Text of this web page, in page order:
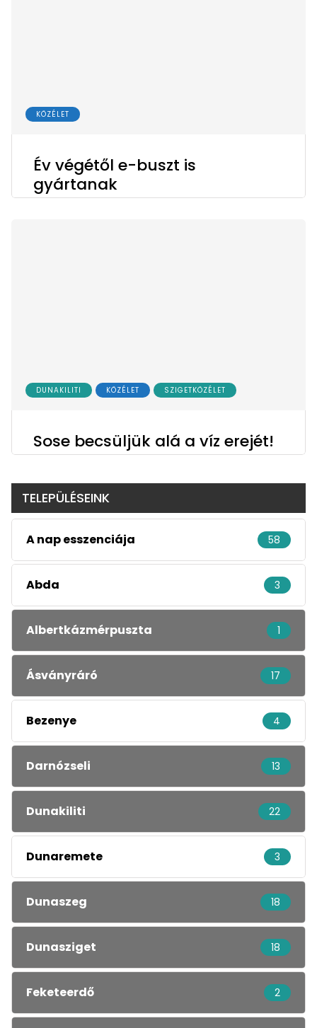
KÖZÉLET
Év végétől e-buszt is
gyártanak
DUNAKILITI KÖZÉLET SZIGETKÖZÉLET
Sose becsüljük alá a víz erejét!
TELEPÜLÉSEINK
A nap esszenciája 58
Abda 3
Albertkázmérpuszta 1
Ásványráró 17
Bezenye 4
Darnózseli 13
Dunakiliti 22
Dunaremete 3
Dunaszeg 18
Dunasziget 18
Feketeerdő 2